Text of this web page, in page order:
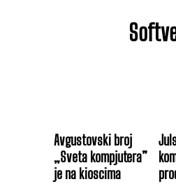
Avgustovski broj
„Sveta kompjutera”
je na kioscima